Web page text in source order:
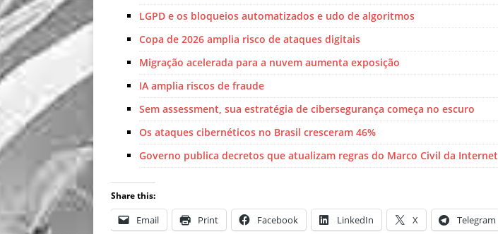
LGPD e os bloqueios automatizados e udo de algoritmos
Copa de 2026 amplia risco de ataques digitais
Migração acelerada para a nuvem aumenta exposição
IA amplia riscos de fraude
Sem assessment, sua estratégia de cibersegurança começa no escuro
Os ataques cibernéticos no Brasil cresceram 46%
Governo publica decretos que atualizam regras do Marco Civil da Internet
Share this:
Email Print Facebook LinkedIn X Telegram